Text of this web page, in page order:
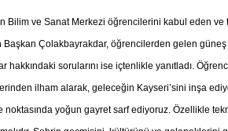
Bilim ve Sanat Merkezi öğrencilerini kabul eden ve
Başkan Çolakbayrakdar, öğrencilerden gelen
hakkındaki sorularını ise içtenlikle yanıtladı.
ilham alarak, geleceğin Kayseri’sini inşa
noktasında yoğun gayret sarf ediyoruz. Özellikle